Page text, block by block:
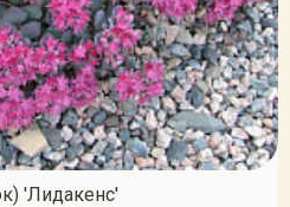
'Лидакенс'